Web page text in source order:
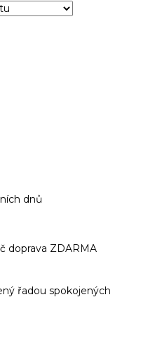
dnů
doprava ZDARMA
řadou spokojených